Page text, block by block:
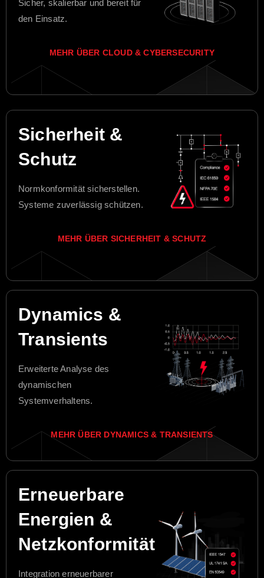
Sicher, skalierbar und bereit für
den Einsatz.
MEHR ÜBER CLOUD & CYBERSECURITY
Sicherheit &
Schutz
Normkonformität sicherstellen.
Systeme zuverlässig schützen.
MEHR ÜBER SICHERHEIT & SCHUTZ
Dynamics &
Transients
Erweiterte Analyse des
dynamischen
Systemverhaltens.
MEHR ÜBER DYNAMICS & TRANSIENTS
Erneuerbare
Energien &
Netzkonformität
Integration erneuerbarer